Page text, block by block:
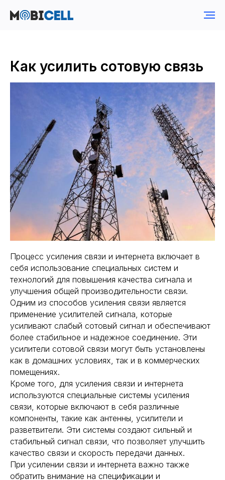
Как усилить сотовую связь
Процесс усиления связи и интернета включает в
себя использование специальных систем и
технологий для повышения качества сигнала и
улучшения общей производительности связи.
Одним из способов усиления связи является
применение усилителей сигнала, которые
усиливают слабый сотовый сигнал и обеспечивают
более стабильное и надежное соединение. Эти
усилители сотовой связи могут быть установлены
как в домашних условиях, так и в коммерческих
помещениях.
Кроме того, для усиления связи и интернета
используются специальные системы усиления
связи, которые включают в себя различные
компоненты, такие как антенны, усилители и
разветвители. Эти системы создают сильный и
стабильный сигнал связи, что позволяет улучшить
качество связи и скорость передачи данных.
При усилении связи и интернета важно также
обратить внимание на спецификации и